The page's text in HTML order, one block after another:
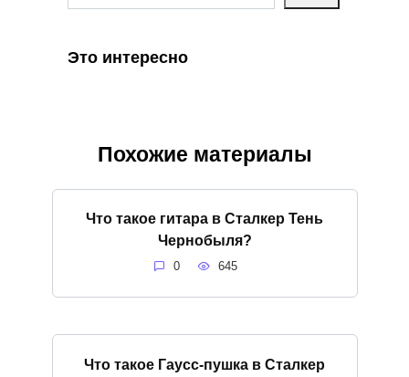
Это интересно
Похожие материалы
Что такое гитара в Сталкер Тень
Чернобыля?
0 645
Что такое Гаусс-пушка в Сталкер